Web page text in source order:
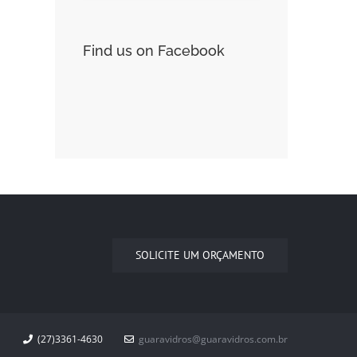
Find us on Facebook
SOLICITE UM ORÇAMENTO
(27)3361-4630 guaravidros@guaravidros.com.br